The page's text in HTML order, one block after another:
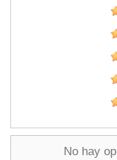
No hay